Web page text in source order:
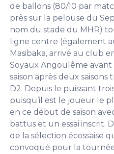
de ballons (80/10 par
près sur la pelouse du
nom du stade du MHR)
ligne centre (également
Masibaka, arrivé au club
Soyaux Angoulême
saison après deux saisons
D2. Depuis le puissant
puisqu’il est le joueur le
en ce début de saison
battus et un essai inscrit.
de la sélection écossaise
convoqué pour la